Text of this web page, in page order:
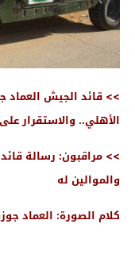
>> قائد الجيش
الأهلي.. والاستقرار
>> مراقبون: رسالة
والموالين له
كلام الصورة: العماد